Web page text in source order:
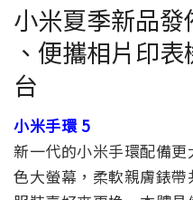
小米夏季新品
、便攜相片印
台
小米手環 5
新一代的小米手環配備
色大螢幕，柔軟親膚錶